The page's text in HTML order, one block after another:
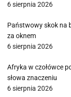
6 sierpnia 2026
Państwowy skok na
za oknem
6 sierpnia 2026
Afryka w czołówce
słowa znaczeniu
6 sierpnia 2026